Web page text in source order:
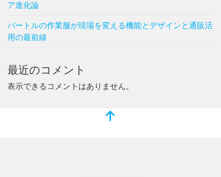
ア進化論
バートルの作業服が現場を変える機能とデザインと通販活
用の最前線
最近のコメント
表示できるコメントはありません。